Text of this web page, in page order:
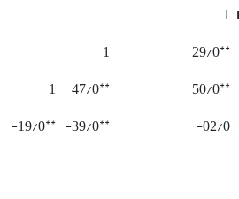
1
**
29/0
1
**
50/0
**
47/0
1
02/0-
**
39/0-
**
19/0-